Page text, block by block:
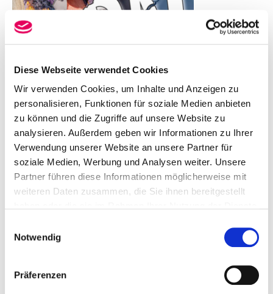
Diese Webseite verwendet Cookies
Wir verwenden Cookies, um Inhalte und Anzeigen zu
personalisieren, Funktionen für soziale Medien anbieten
zu können und die Zugriffe auf unsere Website zu
analysieren. Außerdem geben wir Informationen zu Ihrer
Verwendung unserer Website an unsere Partner für
soziale Medien, Werbung und Analysen weiter. Unsere
Partner führen diese Informationen möglicherweise mit
weiteren Daten zusammen, die Sie ihnen bereitgestellt
Notwendig
Präferenzen
Sponsoren und Partner